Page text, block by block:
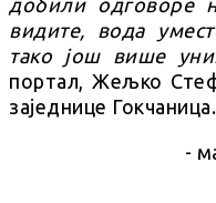
видите, вода
тако још више
портал, Жељко
заједнице Гокчаница.
-